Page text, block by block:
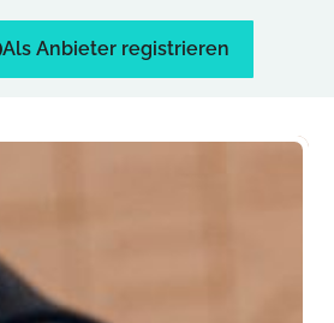
Als Anbieter registrieren